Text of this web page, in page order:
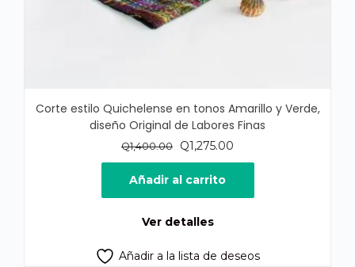
Corte estilo Quichelense en tonos Amarillo y Verde,
diseño Original de Labores Finas
Q1,400.00
El
precio
original
era:
Q1,275.00
precio
es:
Añadir al carrito
Ver detalles
Añadir a la lista de deseos